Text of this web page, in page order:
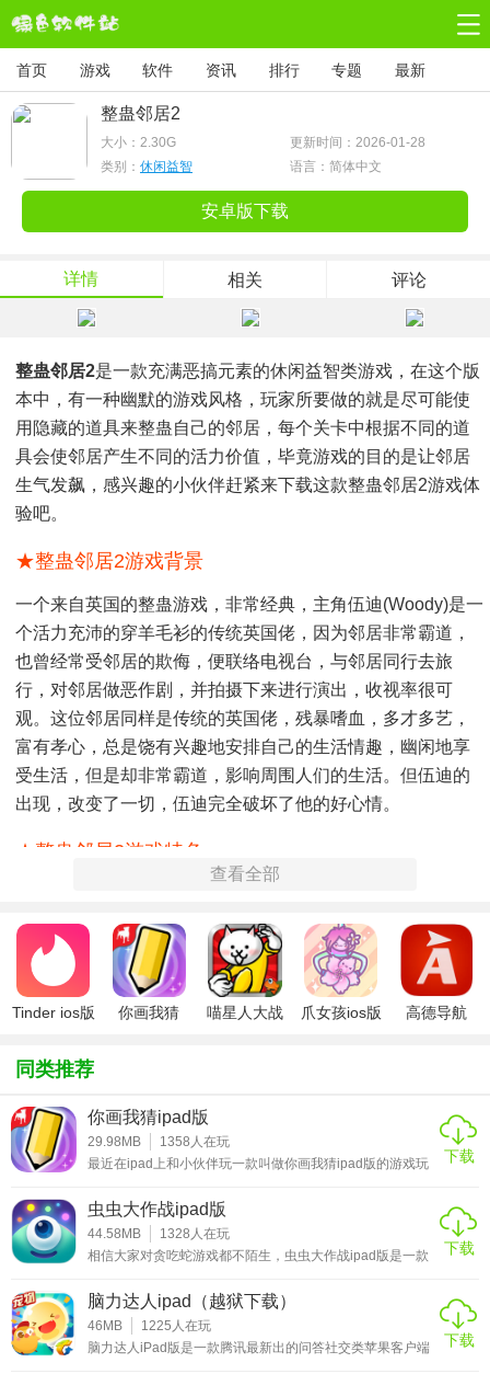
首页 游戏 软件 资讯 排行 专题 最新
整蛊邻居2
大小： 2.30G
更新时间：2026-01-28
类别： 休闲益智 语言：简体中文
安卓版下载
详情 相关 评论
整蛊邻居2是一款充满恶搞元素的休闲益智类游戏，在这个版
本中，有一种幽默的游戏风格，玩家所要做的就是尽可能使
用隐藏的道具来整蛊自己的邻居，每个关卡中根据不同的道
具会使邻居产生不同的活力价值，毕竟游戏的目的是让邻居
生气发飙，感兴趣的小伙伴赶紧来下载这款整蛊邻居2游戏体
验吧。
★整蛊邻居2游戏背景
一个来自英国的整蛊游戏，非常经典，主角伍迪(Woody)是一
个活力充沛的穿羊毛衫的传统英国佬，因为邻居非常霸道，
也曾经常受邻居的欺侮，便联络电视台，与邻居同行去旅
行，对邻居做恶作剧，并拍摄下来进行演出，收视率很可
观。这位邻居同样是传统的英国佬，残暴嗜血，多才多艺，
富有孝心，总是饶有兴趣地安排自己的生活情趣，幽闲地享
受生活，但是却非常霸道，影响周围人们的生活。但伍迪的
出现，改变了一切，伍迪完全破坏了他的好心情。
★整蛊邻居2游戏特色
居来提高电视节目的收视率;
2、提供有超多令人觉得紧张刺激的地图关卡供给玩家进行挑
战，整蛊的时候一定不能被发现;
品，点击黄色按钮就可以查看用法。
★整蛊邻居2游戏优势
-14个新的棘手和高度详细的无政府状态流行的“来自地狱的邻
-中国、印度、墨西哥和邮轮上的6个不同地点
-5个以上的新人物和众多的动物
-新的酷炫音轨反映了我们的人物所访问的国家
查看全部
Tinder ios版
你画我猜
喵星人大战
爪女孩ios版
高德导航
同类推荐
你画我猜ipad版
29.98MB 1358 人在玩
最近在ipad上和小伙伴玩一款叫做你画我猜ipad版的游戏玩
画的那种神秘感。这款游戏是国外的一款休闲社交类游戏，
这国内也是让玩家们赞不绝口的爆笑游戏，游戏的画面有点
类似于一些社交软件的界面，在游戏的同时你也可以结交到
一些有意思的朋友。游戏的玩法非常的简单，点击下方菜单
的方式将这个词通过画的方式呈现给其他人，猜画者需要根
据画中所给出的提示来猜出那个词，如
下载
虫虫大作战ipad版
44.58MB 1328 人在玩
相信大家对贪吃蛇游戏都不陌生，虫虫大作战ipad版是一款
更是融入了新颖有趣的特点，让你在游戏中尽享欢乐。玩家
可以查看自己目前的段位以及当前赛季的排名情况，更有历
史最高成绩可供用户查询。玩家还可以将游戏分享出去，让
你的小伙伴一起加入，分享能获得更多的气球，获得更有利
下载
脑力达人ipad（越狱下载）
46MB 1225 人在玩
脑力达人iPad版是一款腾讯最新出的问答社交类苹果客户端
下载